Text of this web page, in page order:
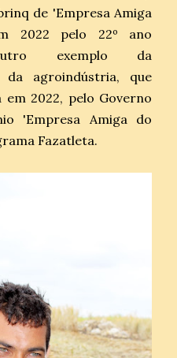
de 'Empresa Amiga
2022 pelo 22º ano
exemplo da
da agroindústria, que
2022, pelo Governo
'Empresa Amiga do
Fazatleta.